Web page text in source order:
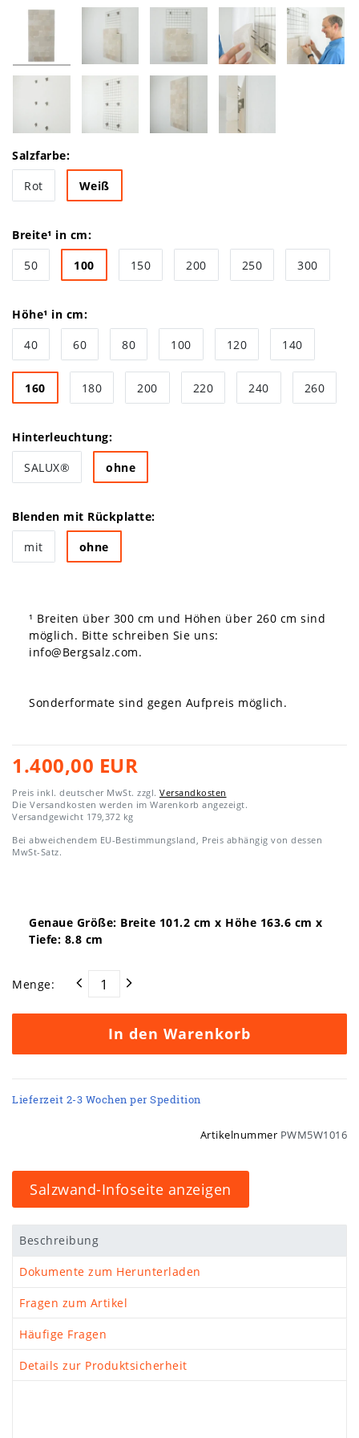
Salzfarbe:
Rot
Weiß
Breite¹ in cm:
50
100 150 200 250 300
Höhe¹ in cm:
40
60 80 100 120 140
160 180 200 220 240 260
Hinterleuchtung:
SALUX®
ohne
Blenden mit Rückplatte:
mit
ohne
¹ Breiten über 300 cm und Höhen über 260 cm sind
möglich. Bitte schreiben Sie uns:
info@Bergsalz.com.
Sonderformate sind gegen Aufpreis möglich.
1.400,00 EUR
Preis inkl. deutscher MwSt. zzgl. Versandkosten
Die Versandkosten werden im Warenkorb angezeigt.
Versandgewicht 179,372 kg
Bei abweichendem EU-Bestimmungsland, Preis abhängig von dessen
MwSt-Satz.
Genaue Größe: Breite 101.2 cm x Höhe 163.6 cm x
Tiefe: 8.8 cm
Menge:
In den Warenkorb
Lieferzeit 2-3 Wochen per Spedition
Artikelnummer PWM5W1016
Salzwand-Infoseite anzeigen
Beschreibung
Dokumente zum Herunterladen
Fragen zum Artikel
Häufige Fragen
Details zur Produktsicherheit